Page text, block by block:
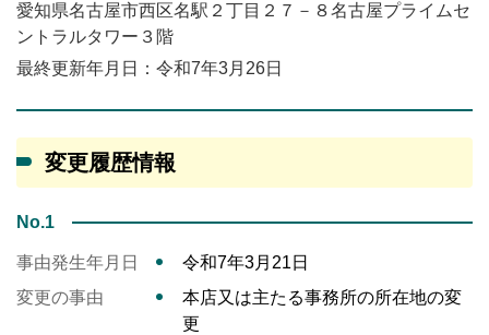
愛知県名古屋市西区名駅２丁目２７－８名古屋プライムセ
ントラルタワー３階
最終更新年月日：令和7年3月26日
変更履歴情報
No.1
事由発生年月日
令和7年3月21日
変更の事由
本店又は主たる事務所の所在地の変
更